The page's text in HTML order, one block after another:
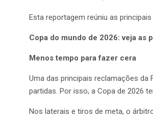
Esta reportagem reúniu as
Copa do mundo de 2026: veja as
Menos tempo para fazer cera
Uma das principais reclamações da
partidas. Por isso, a Copa de 2026
Nos laterais e tiros de meta, o